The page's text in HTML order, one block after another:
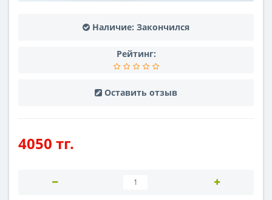
Наличие: Закончился
Рейтинг:
Оставить отзыв
4050 тг.